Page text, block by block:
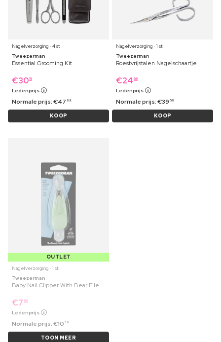
Nagelverzorging ⋅ 4 st
Tweezerman
Essential Grooming Kit
€3019
Ledenprijs
Normale prijs:€47 69
KOOP
Nagelverzorging ⋅ 1 st
Tweezerman
Roestvrijstalen Nagelschaartje
€24 69
Ledenprijs
Normale prijs:€39 09
KOOP
OUTLET
Nagelverzorging ⋅ 1 st
Tweezerman
Baby Nail Clipper With Bear File
€7 59
Ledenprijs
Normale prijs:€10 39
TOON MEER